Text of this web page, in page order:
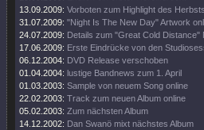
13.09.2009: Vorboten zum Highlight des
31.07.2009: "Night Is The New Day" Artwork
24.07.2009: Details zum "Great Cold Distance"
17.06.2009: Erste Eindrücke von den
06.12.2004: DVD Release verschoben
01.04.2004: lustige Bandnews zum 1. April
01.03.2003: Sample von neuem Song online
22.02.2003: Track zum neuen Album online
05.02.2003: Zum nächsten Album
14.12.2002: Dan Swanö mixt nächstes Album